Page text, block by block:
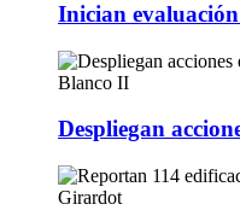
Inician
Despliegan